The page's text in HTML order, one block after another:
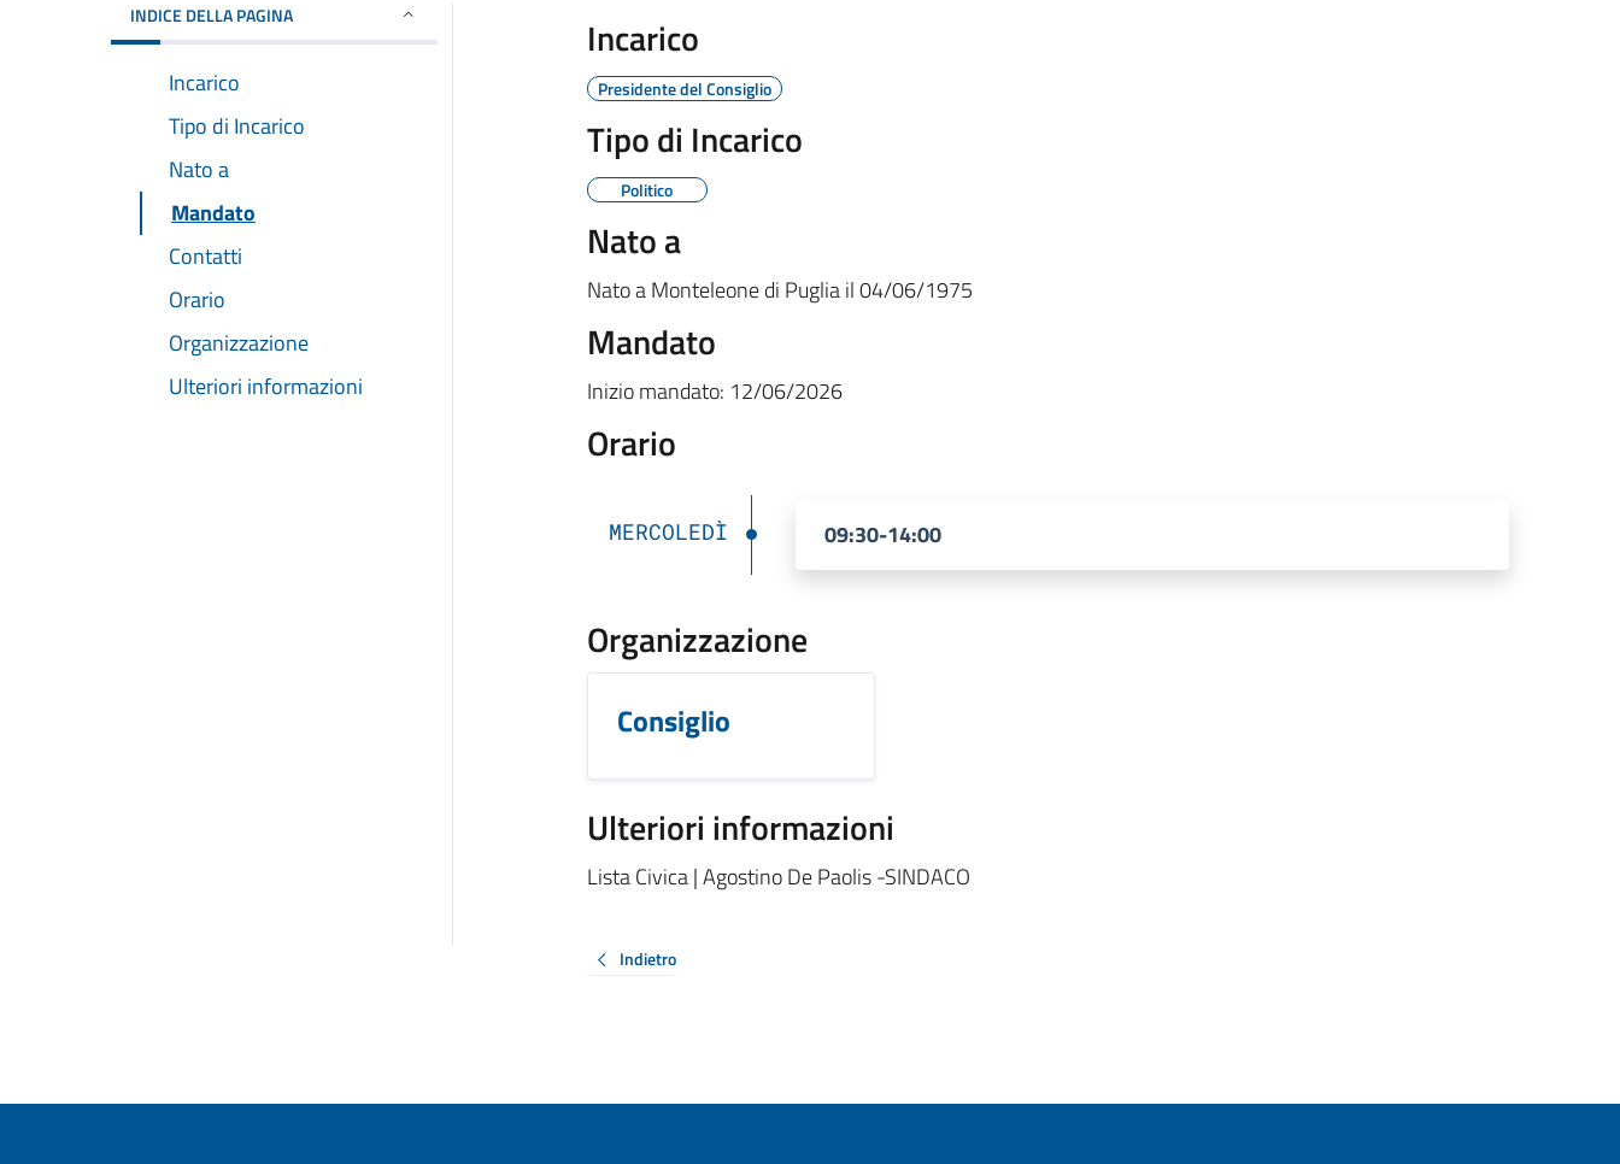
INDICE DELLA PAGINA
Incarico
Tipo di Incarico
Nato a
Mandato
Contatti
Orario
Organizzazione
Ulteriori informazioni
Incarico
Presidente del Consiglio
Tipo di Incarico
Politico
Nato a
Nato aMonteleone di Pugliail04/06/1975
Mandato
Inizio mandato: 12/06/2026
Orario
MERCOLEDÌ 09:30-14:00
Organizzazione
Consiglio
Ulteriori informazioni
Lista Civica | Agostino De Paolis -SINDACO
Indietro